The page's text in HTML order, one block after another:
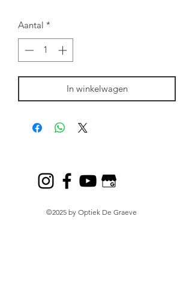
Aantal *
In winkelwagen
©2025 by Optiek De Graeve